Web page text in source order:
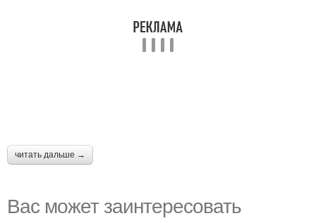
читать дальше →
Вас может заинтересовать